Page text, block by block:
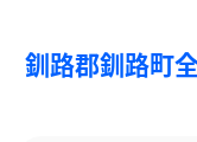
釧路郡釧路町